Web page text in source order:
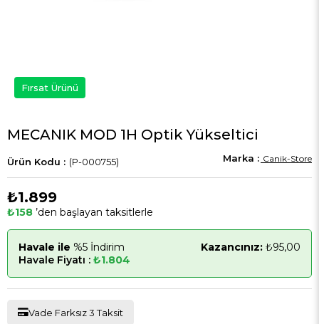
Fırsat Ürünü
MECANIK MOD 1H Optik Yükseltici
(P-000755) Canik-Store
₺1.899
₺158 ’den başlayan taksitlerle
Havale ile %5 İndirim Kazancınız: ₺95,00
Havale Fiyatı : ₺1.804
Vade Farksız 3 Taksit